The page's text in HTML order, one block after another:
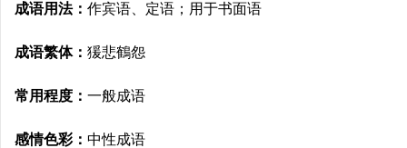
成语用法： 作宾语、定语；用于书面语
成语繁体： 猨悲鶴怨
常用程度： 一般成语
感情色彩： 中性成语